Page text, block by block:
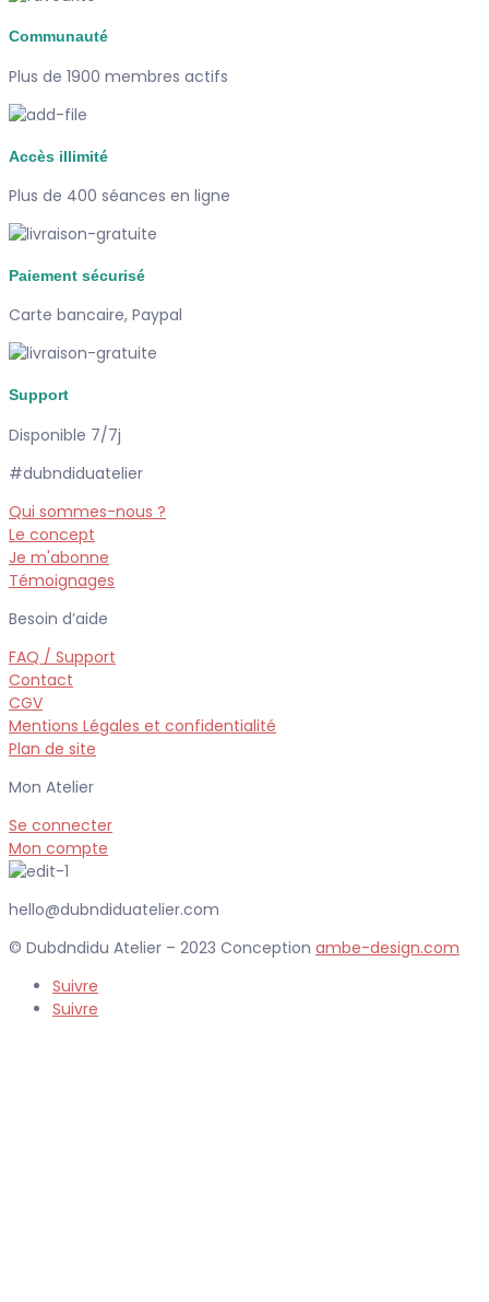
Communauté
Plus de 1900 membres actifs
Accès illimité
Plus de 400 séances en ligne
Paiement sécurisé
Carte bancaire, Paypal
Support
Disponible 7/7j
#dubndiduatelier
Qui sommes-nous ?
Le concept
Je m'abonne
Témoignages
Besoin d’aide
FAQ / Support
Contact
CGV
Mentions Légales et confidentialité
Plan de site
Mon Atelier
Se connecter
Mon compte
hello@dubndiduatelier.com
© Dubdndidu Atelier – 2023 Conception ambe-design.com
Suivre
Suivre